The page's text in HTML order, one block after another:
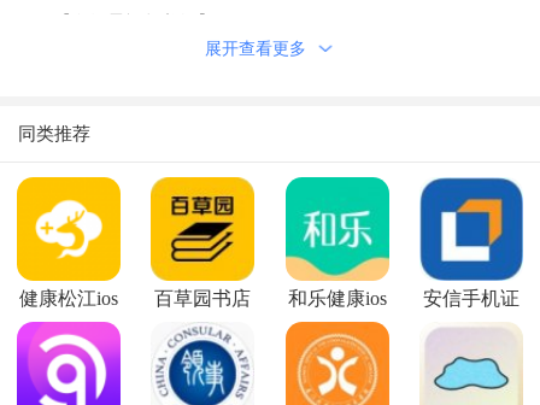
生日会、毕业典礼、同学聚会、婚礼、蜜月旅行、节日祝
分享乐趣。
数十种字体字幕任意选择，可萌可酷炫。还能直接在照片上
涂鸦，装饰你的潮流图片/相册。让你的Filmigo视频影片别具一
格，充满艺术家的氛围。
【海量主题】
异域时光/史诗电影/圣诞节各种风格、节日主题任你选择。
快给你的小视频、小电影添加最潮最时尚的风格吧。
展开查看更多
同类推荐
健康松江ios
版
百草园书店
ios版
和乐健康ios
版
安信手机证
券appios版